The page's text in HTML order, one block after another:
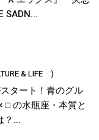
SADN...
& LIFE )
タート！青のグル
□ の水瓶座・本質と
？...